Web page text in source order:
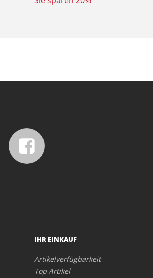
IHR EINKAUF
Artikelverfügbarkeit
Top Artikel